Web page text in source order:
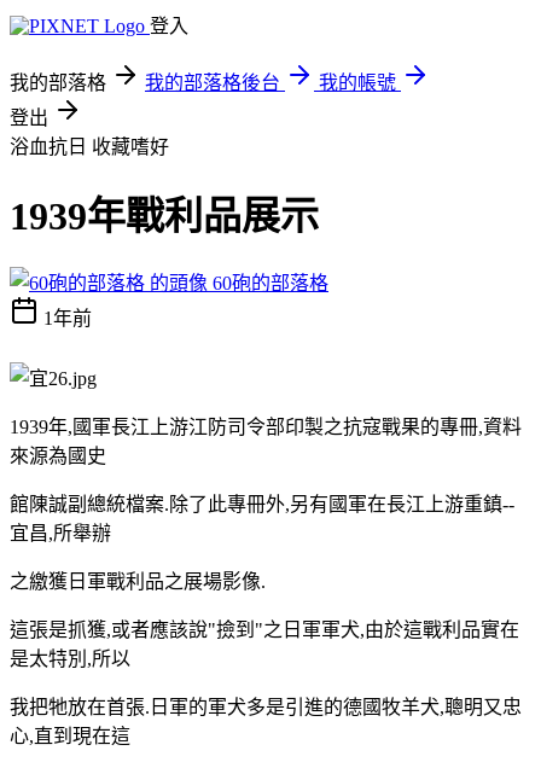
登入
我的部落格 我的部落格後台
我的帳號
登出
浴血抗日 收藏嗜好
1939年戰利品展示
60砲的部落格
1年前
1939年,國軍長江上游江防司令部印製之抗寇戰果的專冊,資料
來源為國史
館陳誠副總統檔案.除了此專冊外,另有國軍在長江上游重鎮--
宜昌,所舉辦
之繳獲日軍戰利品之展場影像.
這張是抓獲,或者應該說"撿到"之日軍軍犬,由於這戰利品實在
是太特別,所以
我把牠放在首張.日軍的軍犬多是引進的德國牧羊犬,聰明又忠
心,直到現在這